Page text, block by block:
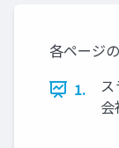
各ページ
1.
ス
会